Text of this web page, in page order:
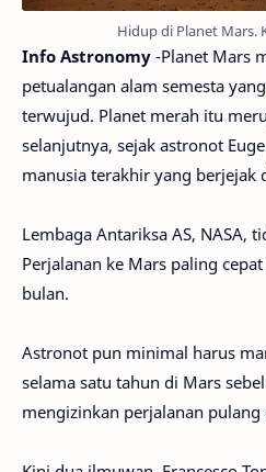
Hidup di Planet Mars.
Info Astronomy -Planet Mars
petualangan alam semesta
terwujud. Planet merah itu
selanjutnya, sejak astronot
manusia terakhir yang berjejak
Lembaga Antariksa AS, NASA,
Perjalanan ke Mars paling
bulan.
Astronot pun minimal harus
selama satu tahun di Mars
mengizinkan perjalanan pulang